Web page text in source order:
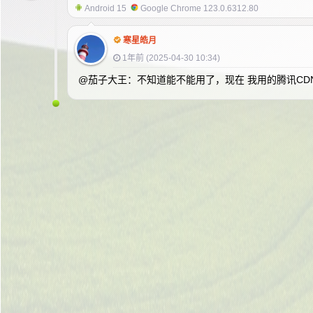
Android 15 Google Chrome 123.0.6312.80
寒星皓月
1年前 (2025-04-30 10:34)
@茄子大王：不知道能不能用了，现在 我用的腾讯